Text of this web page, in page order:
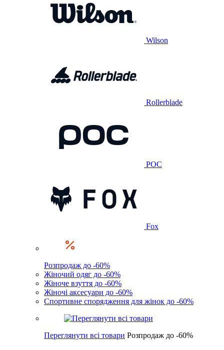
Wilson
Rollerblade
POC
Fox
Розпродаж до -60%
Жіночий одяг до -60%
Жіноче взуття до -60%
Жіночі аксесуари до -60%
Спортивне спорядження для жінок до -60%
Переглянути всі товари Розпродаж до -60%